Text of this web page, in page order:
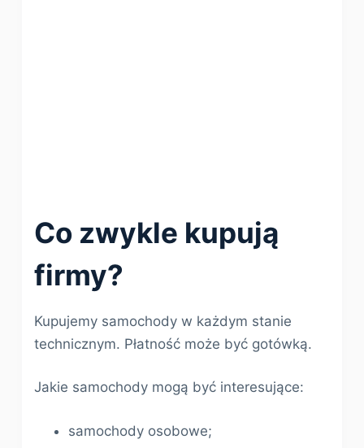
Co zwykle kupują
firmy?
Kupujemy samochody w każdym stanie
technicznym. Płatność może być gotówką.
Jakie samochody mogą być interesujące:
samochody osobowe;